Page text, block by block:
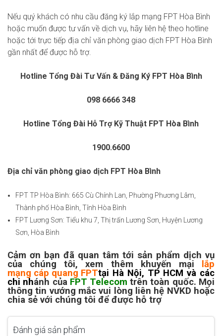
Nếu quý khách có nhu cầu đăng ký lắp mạng FPT Hòa Bình
hoặc muốn được tư vấn về dịch vụ, hãy liên hệ theo hotline
hoặc tới trực tiếp địa chỉ văn phòng giao dịch FPT Hòa Bình
gần nhất để được hỗ trợ.
Hotline Tổng Đài Tư Vấn & Đăng Ký FPT Hòa Bình
098 6666 348
Hotline Tổng Đài Hỗ Trợ Kỹ Thuật FPT Hòa Bình
1900.6600
Địa chỉ văn phòng giao dịch FPT Hòa Bình
FPT TP Hòa Bình: 665 Cù Chính Lan, Phường Phương Lâm,
Thành phố Hòa Bình, Tỉnh Hòa Bình
FPT Lương Sơn: Tiểu khu 7, Thị trấn Lương Sơn, Huyện Lương
Sơn, Hòa Bình
Cảm ơn bạn đã quan tâm tới sản phẩm dịch vụ
của chúng tôi, xem thêm khuyến mại
lắp
mạng cáp quang FPTtại Hà Nội, TP HCM và các
chi nhánh của FPT Telecom trên toàn quốc. Mọi
thông tin vướng mắc vui lòng liên hệ NVKD hoặc
chia sẻ với chúng tôi để được hỗ trợ
Đánh giá sản phẩm